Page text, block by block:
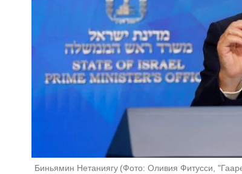
Биньямин Нетаниягу (Фото: Оливия Фитусси,